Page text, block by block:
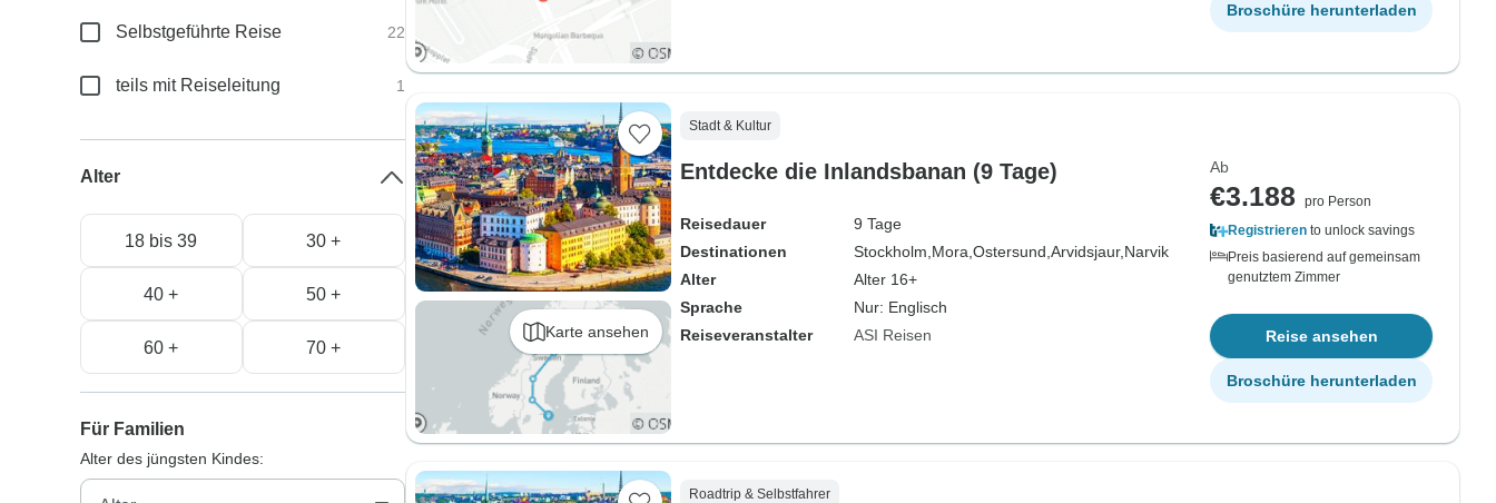
Broschüre herunterladen
Karte ansehen
Stadt & Kultur
Entdecke die Inlandsbanan (9 Tage)
Reisedauer
9 Tage
Destinationen
Stockholm, Mora, Ostersund, Arvidsjaur, Narvik
Alter
Alter 16+
Sprache
Nur: Englisch
Reiseveranstalter
ASI Reisen
Ab
€3.188
pro Person
Registrieren to unlock savings
Preis basierend auf gemeinsam
genutztem Zimmer
Reise ansehen
Broschüre herunterladen
Roadtrip & Selbstfahrer
Selbstgeführte Reise 22
teils mit Reiseleitung 1
Alter
18 bis 39 30 +
40 + 50 +
60 + 70 +
Für Familien
Alter des jüngsten Kindes: